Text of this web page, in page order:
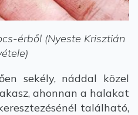
érből (Nyeste Krisztián
sekély, náddal közel
ahonnan a halakat
található,